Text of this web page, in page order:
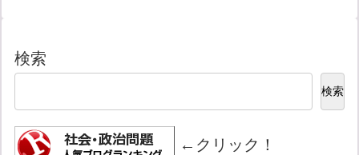
検索
検索
←クリック！